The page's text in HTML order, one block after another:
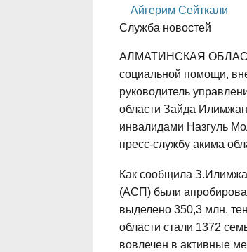
Айгерим Сейткали
Служба новостей
АЛМАТИНСКАЯ
социальной помощи,
руководитель
области Зайда
инвалидами Назгуль
пресс-службу акима
Как сообщила
(АСП) были
выделено 350,3 млн.
области стали 1372
вовлечен в активные